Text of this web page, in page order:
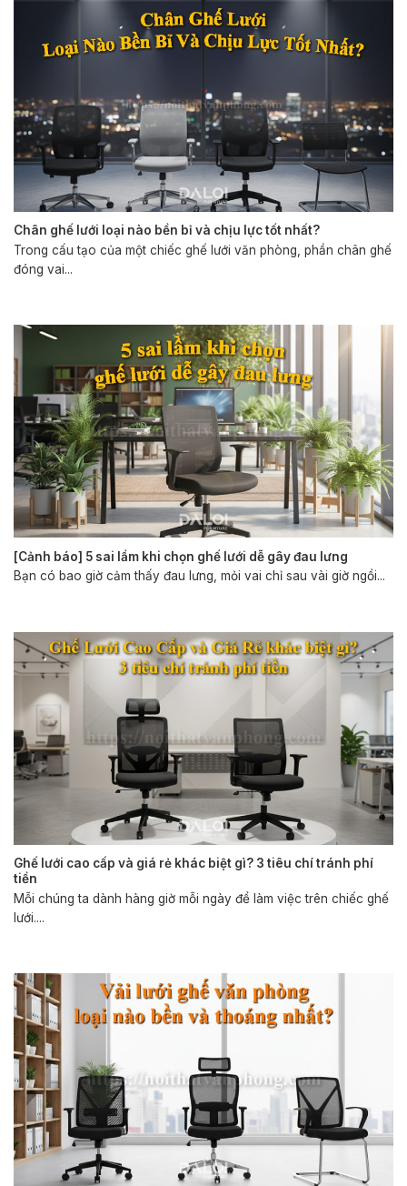
Chân ghế lưới loại nào bền bỉ và chịu lực tốt nhất?
Trong cấu tạo của một chiếc ghế lưới văn phòng, phần chân ghế
đóng vai...
[Cảnh báo] 5 sai lầm khi chọn ghế lưới dễ gây đau lưng
Bạn có bao giờ cảm thấy đau lưng, mỏi vai chỉ sau vài giờ ngồi...
Ghế lưới cao cấp và giá rẻ khác biệt gì? 3 tiêu chí tránh phí
tiền
Mỗi chúng ta dành hàng giờ mỗi ngày để làm việc trên chiếc ghế
lưới....